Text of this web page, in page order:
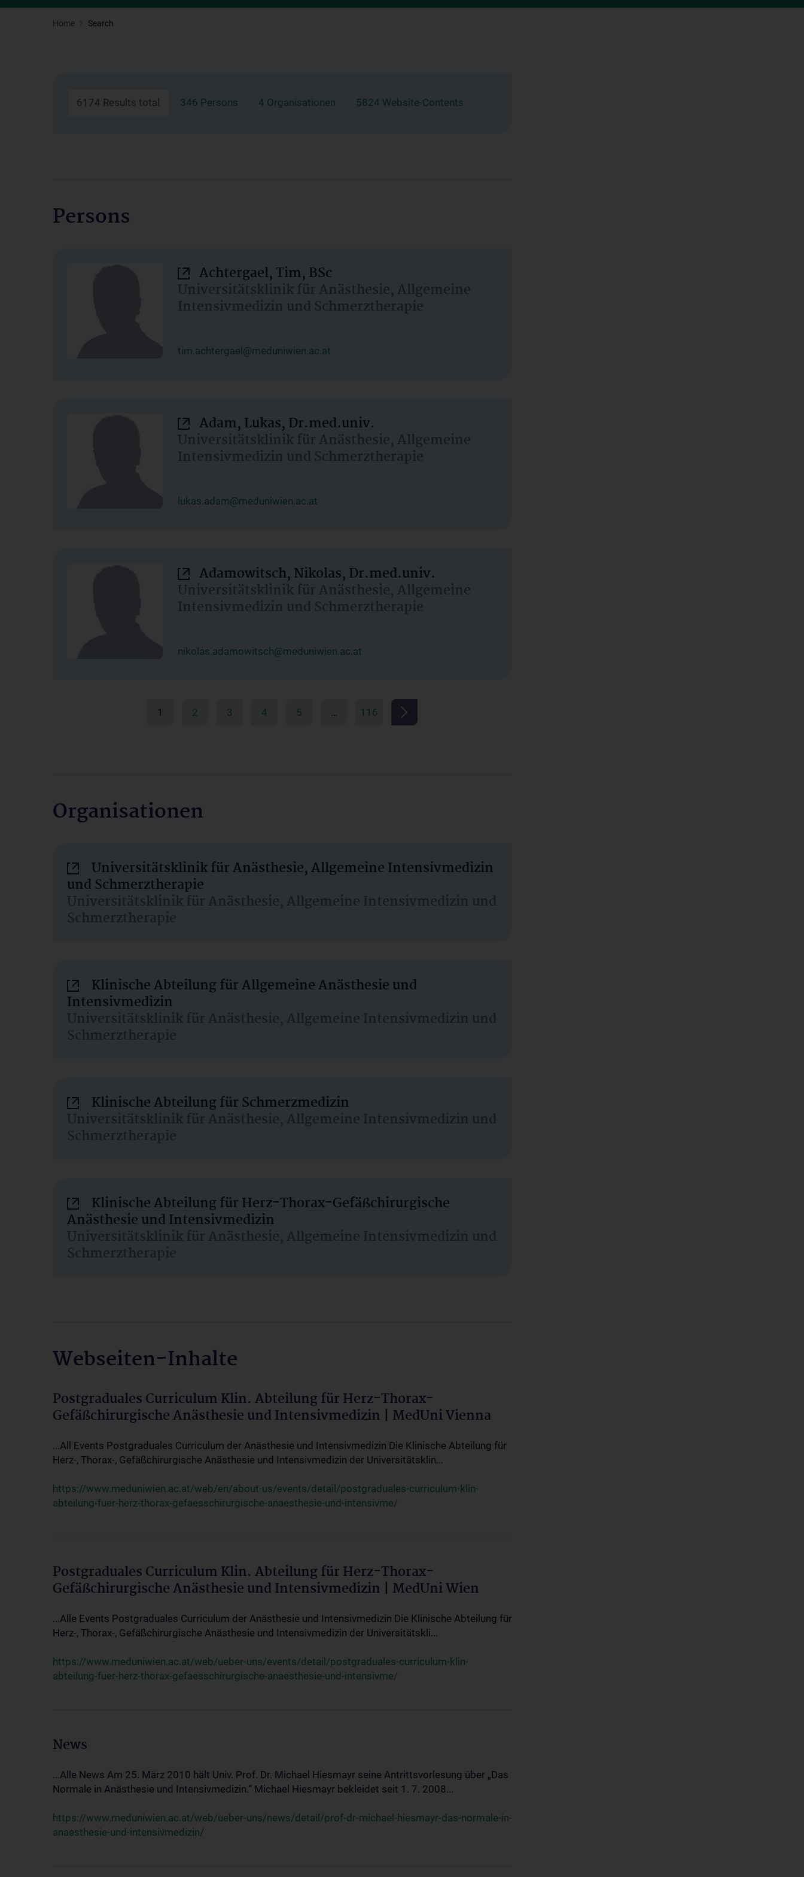
Home Search
6174 Results total 346 Persons 4 Organisationen 5824 Website-Contents
Persons
Achtergael, Tim, BSc
Universitätsklinik für Anästhesie, Allgemeine
Intensivmedizin und Schmerztherapie
tim.achtergael@meduniwien.ac.at
Adam, Lukas, Dr.med.univ.
Universitätsklinik für Anästhesie, Allgemeine
Intensivmedizin und Schmerztherapie
lukas.adam@meduniwien.ac.at
Adamowitsch, Nikolas, Dr.med.univ.
Universitätsklinik für Anästhesie, Allgemeine
Intensivmedizin und Schmerztherapie
nikolas.adamowitsch@meduniwien.ac.at
1 2 3 4 5 … 116
Organisationen
Universitätsklinik für Anästhesie, Allgemeine Intensivmedizin
und Schmerztherapie
Universitätsklinik für Anästhesie, Allgemeine Intensivmedizin und
Schmerztherapie
Klinische Abteilung für Allgemeine Anästhesie und
Intensivmedizin
Universitätsklinik für Anästhesie, Allgemeine Intensivmedizin und
Schmerztherapie
Klinische Abteilung für Schmerzmedizin
Universitätsklinik für Anästhesie, Allgemeine Intensivmedizin und
Schmerztherapie
Klinische Abteilung für Herz-Thorax-Gefäßchirurgische
Anästhesie und Intensivmedizin
Universitätsklinik für Anästhesie, Allgemeine Intensivmedizin und
Schmerztherapie
Webseiten-Inhalte
Postgraduales Curriculum Klin. Abteilung für Herz-Thorax-
Gefäßchirurgische Anästhesie und Intensivmedizin | MedUni Vienna
...All Events Postgraduales Curriculum der Anästhesie und Intensivmedizin Die Klinische Abteilung für
Herz-, Thorax-, Gefäßchirurgische Anästhesie und Intensivmedizin der Universitätsklin...
https://www.meduniwien.ac.at/web/en/about-us/events/detail/postgraduales-curriculum-klin-
abteilung-fuer-herz-thorax-gefaesschirurgische-anaesthesie-und-intensivme/
Postgraduales Curriculum Klin. Abteilung für Herz-Thorax-
Gefäßchirurgische Anästhesie und Intensivmedizin | MedUni Wien
...Alle Events Postgraduales Curriculum der Anästhesie und Intensivmedizin Die Klinische Abteilung für
Herz-, Thorax-, Gefäßchirurgische Anästhesie und Intensivmedizin der Universitätskli...
https://www.meduniwien.ac.at/web/ueber-uns/events/detail/postgraduales-curriculum-klin-
abteilung-fuer-herz-thorax-gefaesschirurgische-anaesthesie-und-intensivme/
News
...Alle News Am 25. März 2010 hält Univ. Prof. Dr. Michael Hiesmayr seine Antrittsvorlesung über „Das
Normale in Anästhesie und Intensivmedizin.“ Michael Hiesmayr bekleidet seit 1. 7. 2008...
https://www.meduniwien.ac.at/web/ueber-uns/news/detail/prof-dr-michael-hiesmayr-das-normale-in-
anaesthesie-und-intensivmedizin/